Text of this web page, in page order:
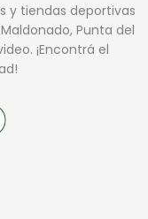
y tiendas deportivas
Punta del
¡Encontrá el